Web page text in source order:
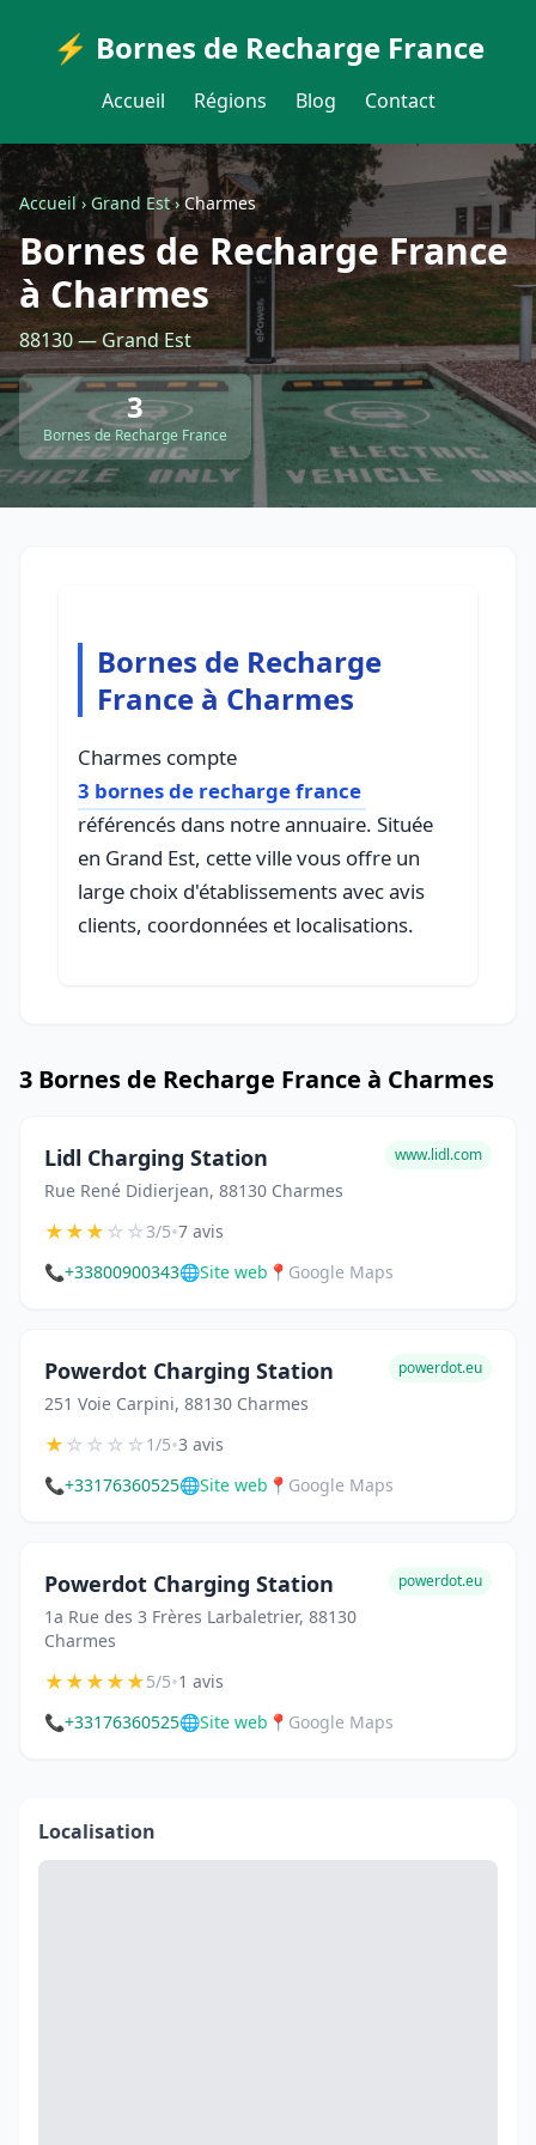
⚡ Bornes de Recharge France
Accueil Régions Blog Contact
Accueil›Grand Est›Charmes
Bornes de Recharge France
à Charmes
88130 — Grand Est
3
Bornes de Recharge France
Bornes de Recharge
France à Charmes
Charmes compte
3 bornes de recharge france
référencés dans notre annuaire. Située
en Grand Est, cette ville vous offre un
large choix d'établissements avec avis
clients, coordonnées et localisations.
3 Bornes de Recharge France à Charmes
Lidl Charging Station
Rue René Didierjean, 88130 Charmes
www.lidl.com
★★★☆☆3/5•7 avis
📞+33800900343🌐Site web 📍 Google Maps
Powerdot Charging Station
251 Voie Carpini, 88130 Charmes
powerdot.eu
★☆☆☆☆1/5•3 avis
📞+33176360525🌐Site web 📍 Google Maps
Powerdot Charging Station
1a Rue des 3 Frères Larbaletrier, 88130
Charmes
powerdot.eu
★★★★★5/5•1 avis
📞+33176360525🌐Site web 📍 Google Maps
Localisation